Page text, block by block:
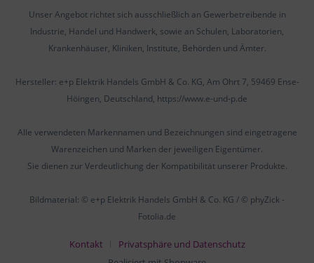
Unser Angebot richtet sich ausschließlich an Gewerbetreibende in
Industrie, Handel und Handwerk, sowie an Schulen, Laboratorien,
Krankenhäuser, Kliniken, Institute, Behörden und Ämter.
Hersteller: e+p Elektrik Handels GmbH & Co. KG, Am Ohrt 7, 59469 Ense-
Höingen, Deutschland, https://www.e-und-p.de
Alle verwendeten Markennamen und Bezeichnungen sind eingetragene
Warenzeichen und Marken der jeweiligen Eigentümer.
Sie dienen zur Verdeutlichung der Kompatibilität unserer Produkte.
Bildmaterial: © e+p Elektrik Handels GmbH & Co. KG / © phyZick -
Fotolia.de
Kontakt
Privatsphäre und Datenschutz